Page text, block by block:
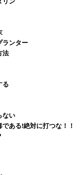
ランター
法
る
ない
ある!絶対に打つな！！